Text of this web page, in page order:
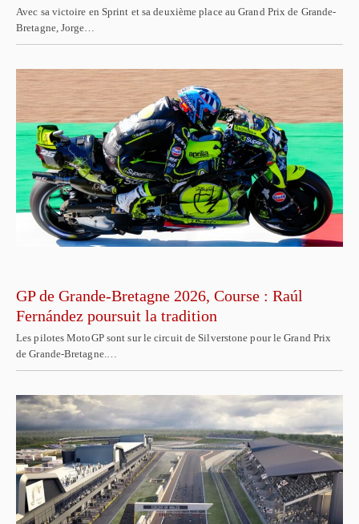
Avec sa victoire en Sprint et sa deuxième place au Grand Prix de Grande-
Bretagne, Jorge…
GP de Grande-Bretagne 2026, Course : Raúl
Fernández poursuit la tradition
Les pilotes MotoGP sont sur le circuit de Silverstone pour le Grand Prix
de Grande-Bretagne.…